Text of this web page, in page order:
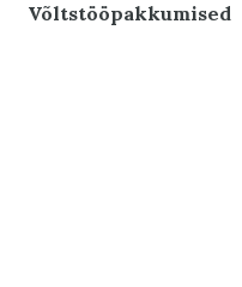
Võltstööpakkumised